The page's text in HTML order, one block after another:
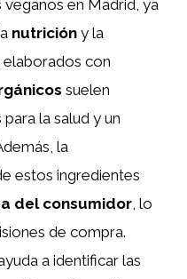
en Madrid, ya
nutrición y la
elaborados con
suelen
la salud y un
la
estos ingredientes
del consumidor, lo
de compra.
a identificar las